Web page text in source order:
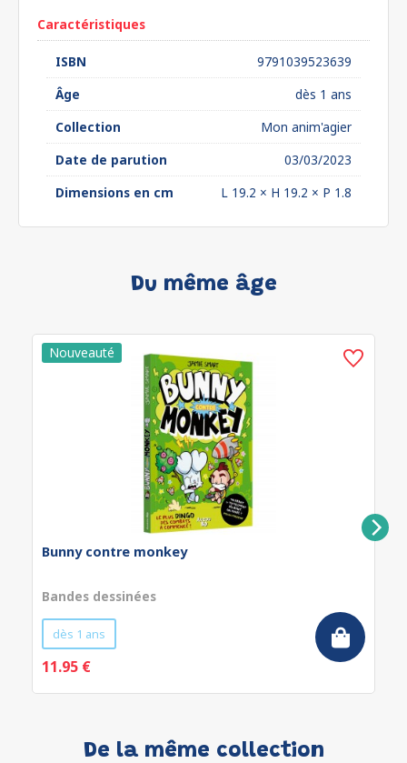
Caractéristiques
ISBN
9791039523639
Âge
dès 1 ans
Collection
Mon anim'agier
Date de parution
03/03/2023
Dimensions en cm
L 19.2 × H 19.2 × P 1.8
Du même âge
Bunny contre monkey
Bandes dessinées
dès 1 ans
11.95 €
De la même collection